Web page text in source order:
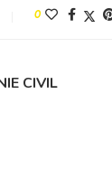
0
CIVIL